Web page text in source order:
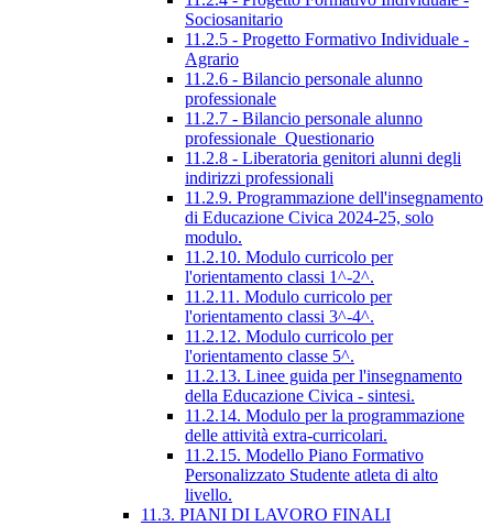
Sociosanitario
11.2.5 - Progetto Formativo Individuale -
Agrario
11.2.6 - Bilancio personale alunno
professionale
11.2.7 - Bilancio personale alunno
professionale_Questionario
11.2.8 - Liberatoria genitori alunni degli
indirizzi professionali
11.2.9. Programmazione dell'insegnamento
di Educazione Civica 2024-25, solo
modulo.
11.2.10. Modulo curricolo per
l'orientamento classi 1^-2^.
11.2.11. Modulo curricolo per
l'orientamento classi 3^-4^.
11.2.12. Modulo curricolo per
l'orientamento classe 5^.
11.2.13. Linee guida per l'insegnamento
della Educazione Civica - sintesi.
11.2.14. Modulo per la programmazione
delle attività extra-curricolari.
11.2.15. Modello Piano Formativo
Personalizzato Studente atleta di alto
livello.
11.3. PIANI DI LAVORO FINALI